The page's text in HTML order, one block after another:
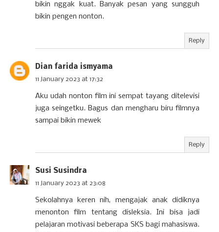
bikin nggak kuat. Banyak pesan yang sungguh
bikin pengen nonton.
Reply
Dian farida ismyama
11 January 2023 at 17:32
Aku udah nonton film ini sempat tayang ditelevisi
juga seingetku. Bagus dan mengharu biru filmnya
sampai bikin mewek
Reply
Susi Susindra
11 January 2023 at 23:08
Sekolahnya keren nih, mengajak anak didiknya
menonton film tentang disleksia. Ini bisa jadi
pelajaran motivasi beberapa SKS bagi mahasiswa.